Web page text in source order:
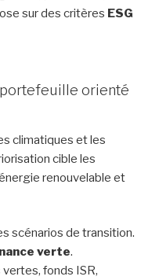
sur des critères ESG
orienté
climatiques et les
cible les
renouvelable et
scénarios de transition.
verte.
fonds ISR,